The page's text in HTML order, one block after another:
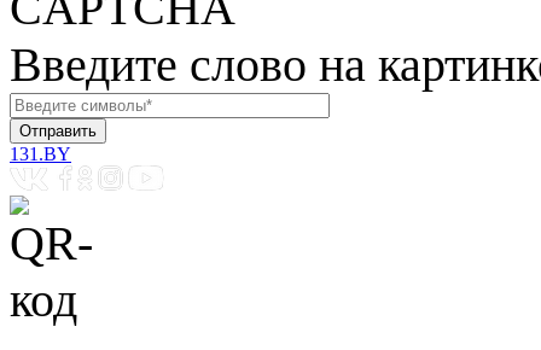
Введите слово на
131.BY